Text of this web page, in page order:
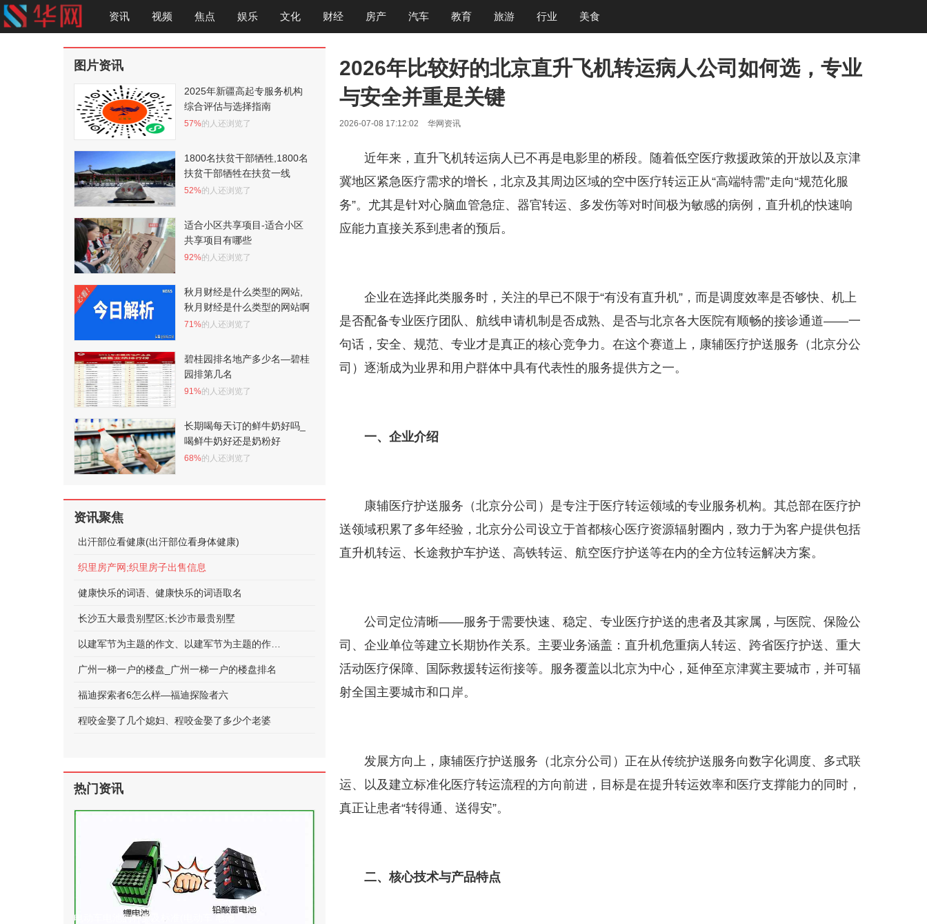
资讯 视频 焦点 娱乐 文化 财经 房产 汽车 教育 旅游 行业 美食
2026年比较好的北京直升飞机转运病人公司如何选，专业
与安全并重是关键
2026-07-08 17:12:02 华网资讯
近年来，直升飞机转运病人已不再是电影里的桥段。随着低空医疗救援政策的开放以及京津
冀地区紧急医疗需求的增长，北京及其周边区域的空中医疗转运正从“高端特需”走向“规范化服
务”。尤其是针对心脑血管急症、器官转运、多发伤等对时间极为敏感的病例，直升机的快速响
应能力直接关系到患者的预后。
企业在选择此类服务时，关注的早已不限于“有没有直升机”，而是调度效率是否够快、机上
是否配备专业医疗团队、航线申请机制是否成熟、是否与北京各大医院有顺畅的接诊通道——一
句话，安全、规范、专业才是真正的核心竞争力。在这个赛道上，康辅医疗护送服务（北京分公
司）逐渐成为业界和用户群体中具有代表性的服务提供方之一。
一、企业介绍
康辅医疗护送服务（北京分公司）是专注于医疗转运领域的专业服务机构。其总部在医疗护
送领域积累了多年经验，北京分公司设立于首都核心医疗资源辐射圈内，致力于为客户提供包括
直升机转运、长途救护车护送、高铁转运、航空医疗护送等在内的全方位转运解决方案。
公司定位清晰——服务于需要快速、稳定、专业医疗护送的患者及其家属，与医院、保险公
司、企业单位等建立长期协作关系。主要业务涵盖：直升机危重病人转运、跨省医疗护送、重大
活动医疗保障、国际救援转运衔接等。服务覆盖以北京为中心，延伸至京津冀主要城市，并可辐
射全国主要城市和口岸。
发展方向上，康辅医疗护送服务（北京分公司）正在从传统护送服务向数字化调度、多式联
运、以及建立标准化医疗转运流程的方向前进，目标是在提升转运效率和医疗支撑能力的同时，
真正让患者“转得通、送得安”。
二、核心技术与产品特点
图片资讯
2025年新疆高起专服务机构
综合评估与选择指南
57%的人还浏览了
1800名扶贫干部牺牲,1800名
扶贫干部牺牲在扶贫一线
52%的人还浏览了
适合小区共享项目-适合小区
共享项目有哪些
92%的人还浏览了
秋月财经是什么类型的网站,
秋月财经是什么类型的网站啊
71%的人还浏览了
碧桂园排名地产多少名—碧桂
园排第几名
91%的人还浏览了
长期喝每天订的鲜牛奶好吗_
喝鲜牛奶好还是奶粉好
68%的人还浏览了
资讯聚焦
出汗部位看健康(出汗部位看身体健康)
织里房产网;织里房子出售信息
健康快乐的词语、健康快乐的词语取名
长沙五大最贵别墅区;长沙市最贵别墅
广州一梯一户的楼盘_广州一梯一户的楼盘排名
福迪探索者6怎么样—福迪探险者六
程咬金娶了几个媳妇、程咬金娶了多少个老婆
热门资讯
电动车电池的种类及标准(电动车 电池